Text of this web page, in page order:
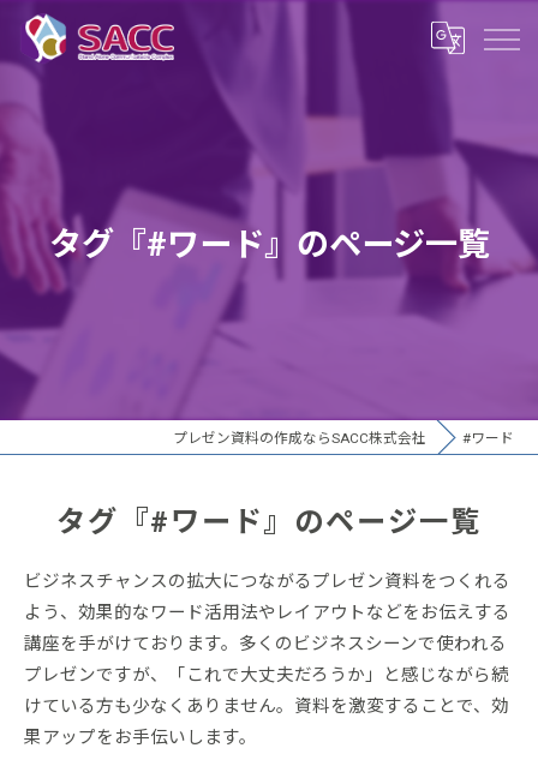
タグ『#ワード』のページ一覧
プレゼン資料の作成ならSACC株式会社 #ワード
タグ『#ワード』のページ一覧
ビジネスチャンスの拡大につながるプレゼン資料をつくれる
よう、効果的なワード活用法やレイアウトなどをお伝えする
講座を手がけております。多くのビジネスシーンで使われる
プレゼンですが、「これで大丈夫だろうか」と感じながら続
けている方も少なくありません。資料を激変することで、効
果アップをお手伝いします。